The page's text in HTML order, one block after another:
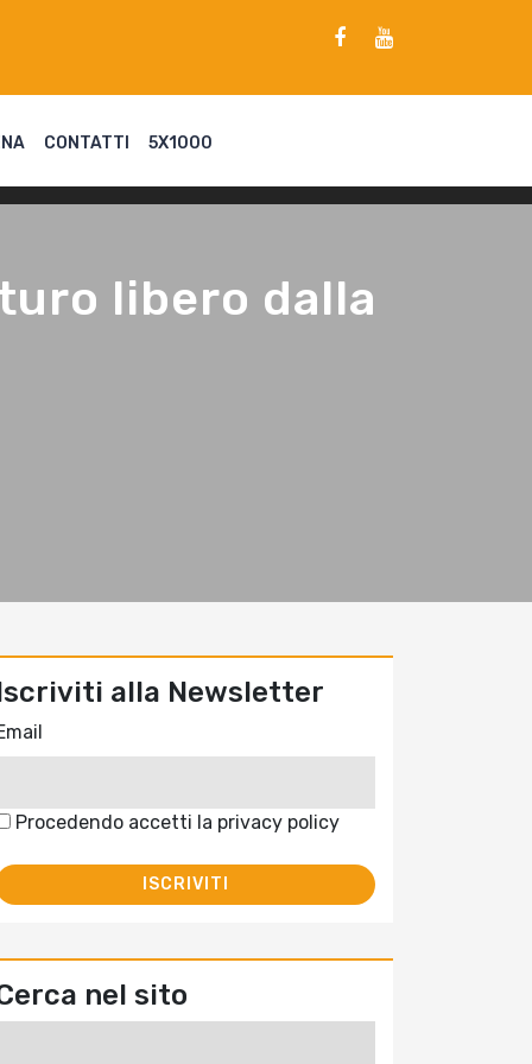
CONTATTI 5X1000
libero dalla
alla Newsletter
Procedendo accetti la privacy policy
nel sito